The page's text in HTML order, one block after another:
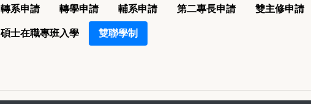
轉系申請 轉學申請 輔系申請 第二專長申請 雙主修申請
碩士在職專班入學 雙聯學制